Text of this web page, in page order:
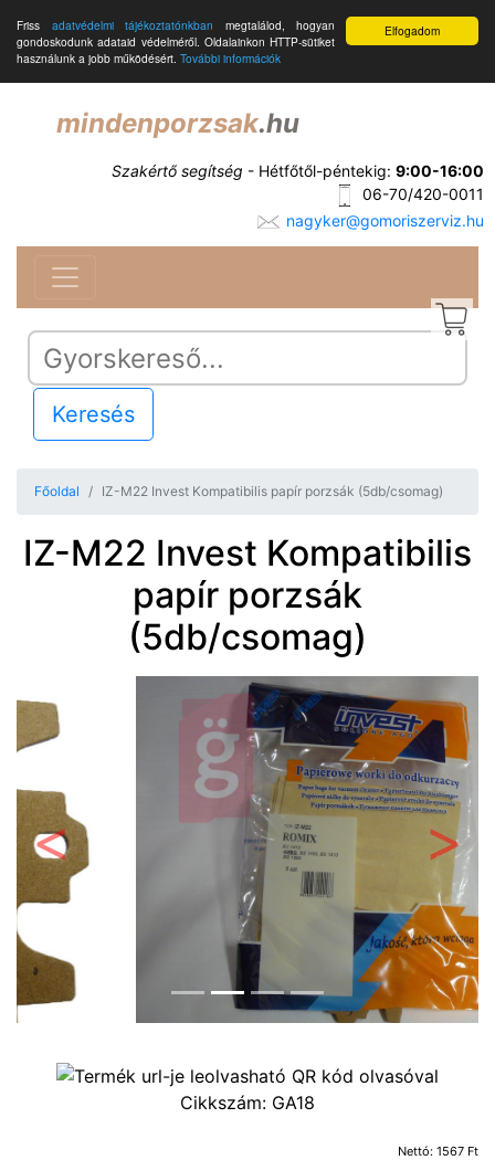
Elfogadom
Friss adatvédelmi tájékoztatónkban megtalálod, hogyan
gondoskodunk adataid védelméről. Oldalainkon HTTP-sütiket
használunk a jobb működésért. További információk
mindenporzsak.hu
Szakértő segítség - Hétfőtől-péntekig: 9:00-16:00
06-70/420-0011
nagyker@gomoriszerviz.hu
Keresés
Főoldal IZ-M22 Invest Kompatibilis papír porzsák (5db/csomag)
IZ-M22 Invest Kompatibilis
papír porzsák
(5db/csomag)
Előző
Cikkszám: GA18
Nettó: 1567 Ft